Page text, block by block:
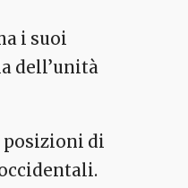
i suoi
dell’unità
posizioni di